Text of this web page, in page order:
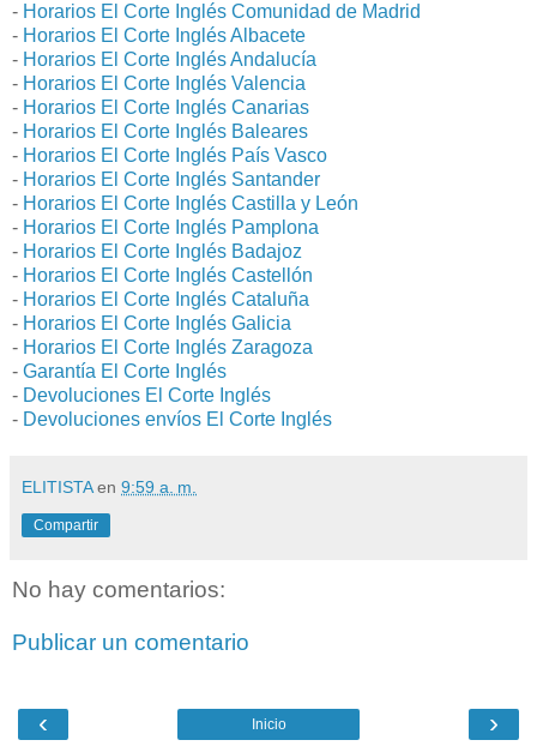
- Horarios El Corte Inglés Comunidad de Madrid
- Horarios El Corte Inglés Albacete
- Horarios El Corte Inglés Andalucía
- Horarios El Corte Inglés Valencia
- Horarios El Corte Inglés Canarias
- Horarios El Corte Inglés Baleares
- Horarios El Corte Inglés País Vasco
- Horarios El Corte Inglés Santander
- Horarios El Corte Inglés Castilla y León
- Horarios El Corte Inglés Pamplona
- Horarios El Corte Inglés Badajoz
- Horarios El Corte Inglés Castellón
- Horarios El Corte Inglés Cataluña
- Horarios El Corte Inglés Galicia
- Horarios El Corte Inglés Zaragoza
- Garantía El Corte Inglés
- Devoluciones El Corte Inglés
- Devoluciones envíos El Corte Inglés
ELITISTA en 9:59 a. m.
Compartir
No hay comentarios:
Publicar un comentario
‹ ›
Inicio